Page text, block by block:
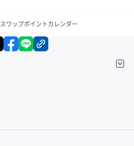
スワップポイントカレンダー
X facebook